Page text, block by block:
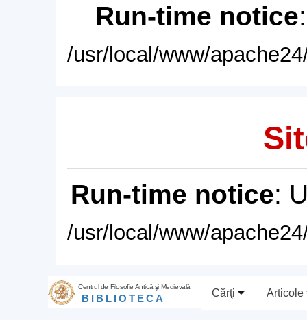
Run-time notice
/usr/local/www/
Run-time notice:
/usr/local/www/
Centrul de Filosofie Antică şi Medievală
BIBLIOTECA Cărţi Articole